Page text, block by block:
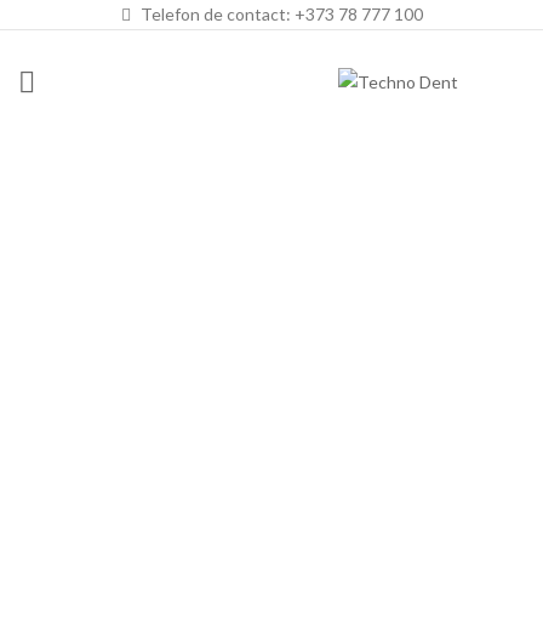
Telefon de contact: +373 78 777 100